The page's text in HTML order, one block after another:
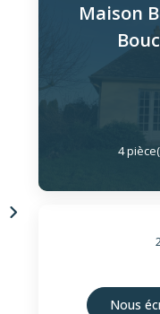
Maison
4
Nous